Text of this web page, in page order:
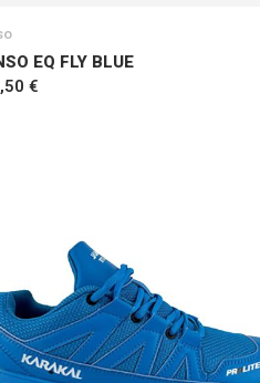
EQ FLY BLUE
€